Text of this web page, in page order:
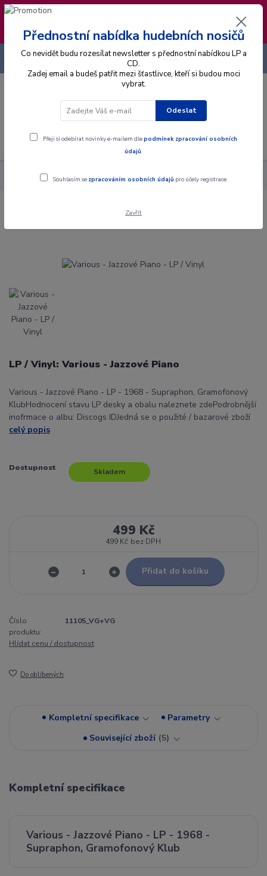
❣️ Od 4.8. do 13.8. čerpám dovolenou. Datum
expedice objednávek se posouvá na pátek
14.8.2026 🐋
Menu
CZK
+420 725 736 293
Alba Gramodesky Various - Jazzové Piano - LP / Vinyl
Various - Jazzové Piano - LP / Vinyl
LP / Vinyl: Various - Jazzové Piano
Various - Jazzové Piano - LP - 1968 - Supraphon, Gramofonový
KlubHodnocení stavu LP desky a obalu naleznete zdePodrobnější
inofrmace o albu: Discogs IDJedná se o použité / bazarové zboží
celý popis
Dostupnost Skladem
499 Kč
499 Kč bez DPH
Přidat do košíku
Číslo
produktu:
11105_VG+VG
Hlídat cenu / dostupnost
Do oblíbených
Kompletní specifikace
Parametry
Související zboží 5
Kompletní specifikace
Various - Jazzové Piano - LP - 1968 -
Supraphon, Gramofonový Klub
Přednostní nabídka hudebních nosičů
Co nevidět budu rozesílat newsletter s přednostní nabídkou LP a
CD.
Zadej email a budeš patřit mezi šťastlivce, kteří si budou moci
vybrat.
Odeslat
Přeji si odebírat novinky e-mailem dlepodmínek zpracování osobních
údajů.
Souhlasím se zpracováním osobních údajů pro účely registrace.
Zavřít